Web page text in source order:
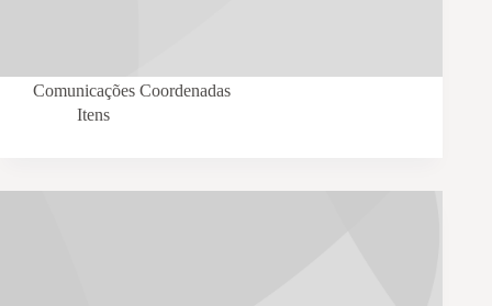
Comunicações Coordenadas
Itens